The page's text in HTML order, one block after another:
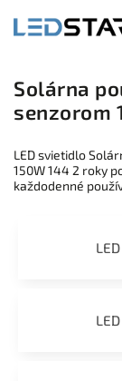
Solárna
senzorom
LED svietidlo
150W 144 2 roky
každodenné